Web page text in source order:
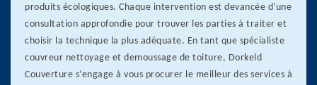
produits écologiques. Chaque intervention est devancée d'une
consultation approfondie pour trouver les parties à traiter et
choisir la technique la plus adéquate. En tant que spécialiste
couvreur nettoyage et demoussage de toiture, Dorkeld
Couverture s’engage à vous procurer le meilleur des services à